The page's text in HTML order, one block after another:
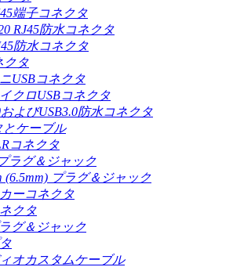
端子コネクタ
RJ45防水コネクタ
防水コネクタ
クタ
USBコネクタ
クロUSBコネクタ
およびUSB3.0防水コネクタ
とケーブル
コネクタ
ラグ＆ジャック
(6.5mm) プラグ＆ジャック
ーコネクタ
クタ
グ＆ジャック
オカスタムケーブル